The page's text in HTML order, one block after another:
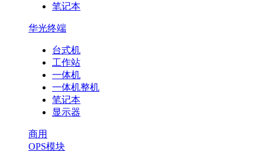
笔记本
华光终端
台式机
工作站
一体机
一体机整机
笔记本
显示器
商用
OPS模块